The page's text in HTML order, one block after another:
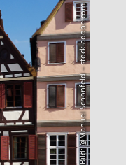
Bild: @Manuel Schönfeld – stock.adobe.com